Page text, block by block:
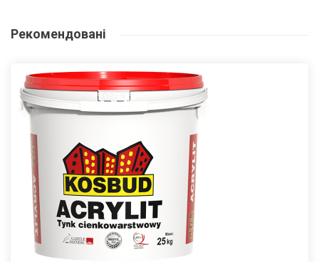
Рекомендовані